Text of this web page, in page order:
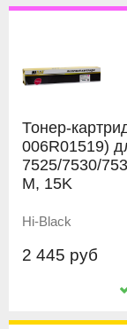
Тонер-
006R01519)
7525/7530/
M, 15K
Hi-Black
2 445 руб